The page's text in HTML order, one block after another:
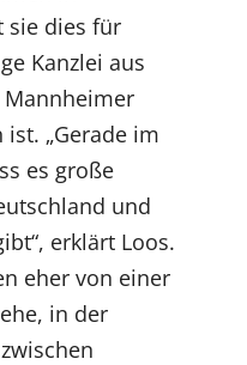
sie dies für
Kanzlei aus
„Gerade im
es große
und
erklärt Loos.
eher von einer
in der